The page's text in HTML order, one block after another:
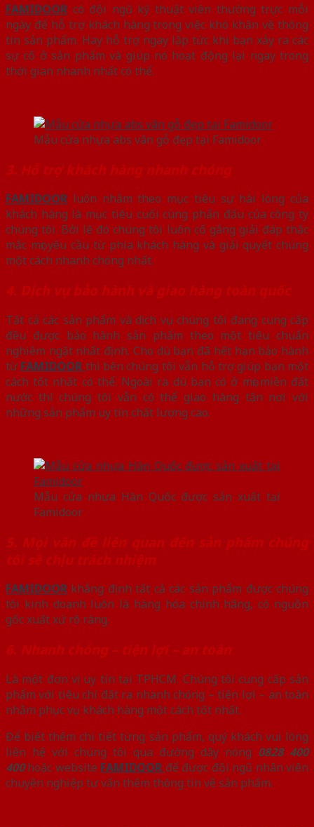
FAMIDOOR có đội ngũ kỹ thuật viên thường trực mỗi
ngày để hỗ trợ khách hàng trong việc khó khăn về thông
tin sản phẩm. Hay hỗ trợ ngay lập tức khi bạn xảy ra các
sự cố ở sản phẩm và giúp nó hoạt động lại ngay trong
thời gian nhanh nhất có thể.
Mẫu cửa nhựa abs vân gỗ đẹp tại Famidoor
3. Hỗ trợ khách hàng nhanh chóng
FAMIDOOR luôn nhắm theo mục tiêu sự hài lòng của
khách hàng là mục tiêu cuối cùng phấn đấu của công ty
chúng tôi. Bởi lẽ đó chúng tôi luôn cố gắng giải đáp thắc
mắc mọi yêu cầu từ phía khách hàng và giải quyết chúng
một cách nhanh chóng nhất.
4. Dịch vụ bảo hành và giao hàng toàn quốc
Tất cả các sản phẩm và dịch vụ chúng tôi đang cung cấp
đều được bảo hành sản phẩm theo một tiêu chuẩn
nghiêm ngặt nhất định. Cho dù bạn đã hết hạn bảo hành
từ FAMIDOOR thì bên chúng tôi vẫn hỗ trợ giúp bạn một
cách tốt nhất có thể. Ngoài ra dù bạn có ở mọi miền đất
nước thì chúng tôi vẫn có thể giao hàng tận nơi với
những sản phẩm uy tín chất lượng cao.
Mẫu cửa nhựa Hàn Quốc được sản xuất tại
Famidoor
5. Mọi vấn đề liên quan đến sản phẩm chúng
tôi sẽ chịu trách nhiệm
FAMIDOOR khẳng định tất cả các sản phẩm được chúng
tôi kinh doanh luôn là hàng hóa chính hãng, có nguồn
gốc xuất xứ rõ ràng.
6. Nhanh chóng – tiện lợi – an toàn
Là một đơn vị uy tín tại TPHCM. Chúng tôi cung cấp sản
phẩm với tiêu chí đặt ra nhanh chóng – tiện lợi – an toàn
nhằm phục vụ khách hàng một cách tốt nhất.
Để biết thêm chi tiết từng sản phẩm, quý khách vui lòng
liên hệ với chúng tôi qua đường dây nóng 0828 400
400hoặc website FAMIDOOR để được đội ngũ nhân viên
chuyên nghiệp tư vấn thêm thông tin về sản phẩm.